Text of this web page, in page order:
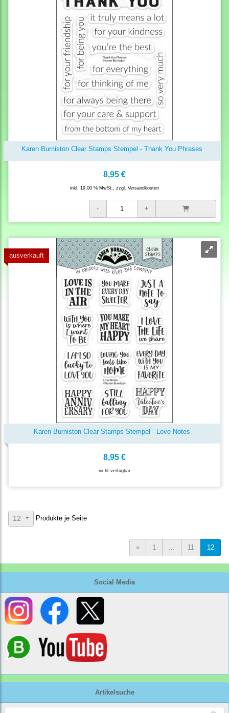
Social Media
Artikelsuche
Karen Burniston Clear Stamps Stempel - Thank You Phrases
8,95 €
inkl. 19,00 % MwSt., zzgl. Versandkosten
ausverkauft
Karen Burniston Clear Stamps Stempel - Love Notes
8,95 €
nicht verfügbar
12 Produkte je Seite
« 1 ... 11 12